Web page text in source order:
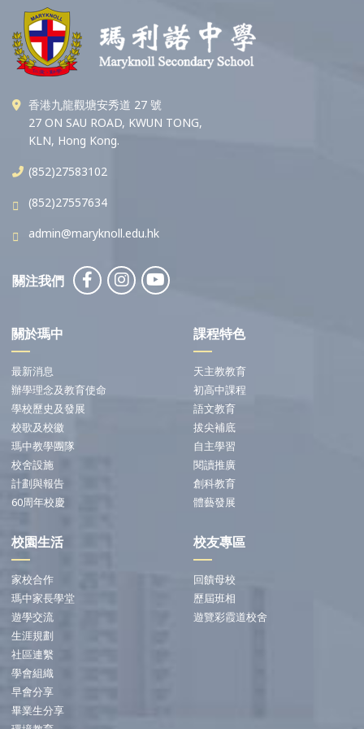
香港九龍觀塘安秀道 27 號
27 ON SAU ROAD, KWUN TONG,
KLN, Hong Kong.
(852)27583102
(852)27557634
admin@maryknoll.edu.hk
關注我們
關於瑪中
最新消息
辦學理念及教育使命
學校歷史及發展
校歌及校徽
瑪中教學團隊
校舍設施
計劃與報告
60周年校慶
課程特色
天主教教育
初高中課程
語文教育
拔尖補底
自主學習
閱讀推廣
創科教育
體藝發展
校園生活
家校合作
瑪中家長學堂
遊學交流
生涯規劃
社區連繫
學會組織
早會分享
畢業生分享
校友專區
回饋母校
歷屆班相
遊覽彩霞道校舍